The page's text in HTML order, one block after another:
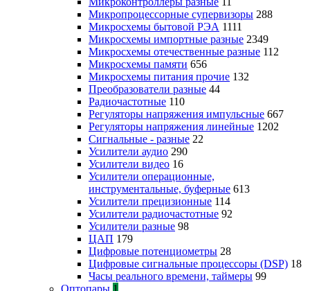
Микропроцессорные супервизоры 288
Микросхемы бытовой РЭА 1111
Микросхемы импортные разные 2349
Микросхемы отечественные разные 112
Микросхемы памяти 656
Микросхемы питания прочие 132
Преобразователи разные 44
Радиочастотные 110
Регуляторы напряжения импульсные 667
Регуляторы напряжения линейные 1202
Сигнальные - разные 22
Усилители аудио 290
Усилители видео 16
Усилители операционные,
инструментальные, буферные 613
Усилители прецизионные 114
Усилители радиочастотные 92
Усилители разные 98
ЦАП 179
Цифровые потенциометры 28
Цифровые сигнальные процессоры (DSP) 18
Часы реального времени, таймеры 99
Оптопары 1